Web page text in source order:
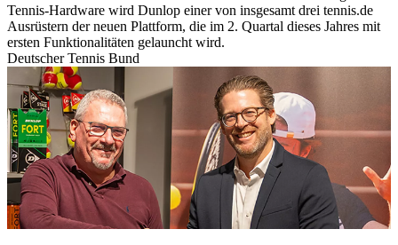
Tennis-Hardware wird Dunlop einer von insgesamt drei tennis.de
Ausrüstern der neuen Plattform, die im 2. Quartal dieses Jahres mit
ersten Funktionalitäten gelauncht wird.
Deutscher Tennis Bund